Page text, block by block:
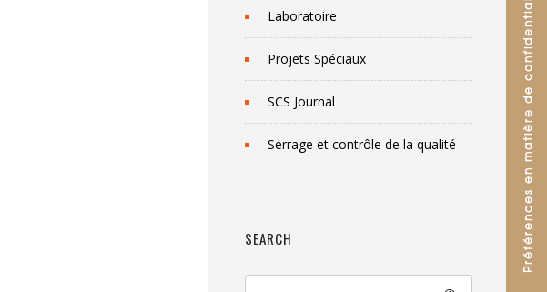
Laboratoire
Projets Spéciaux
SCS Journal
Serrage et contrôle de la qualité
SEARCH